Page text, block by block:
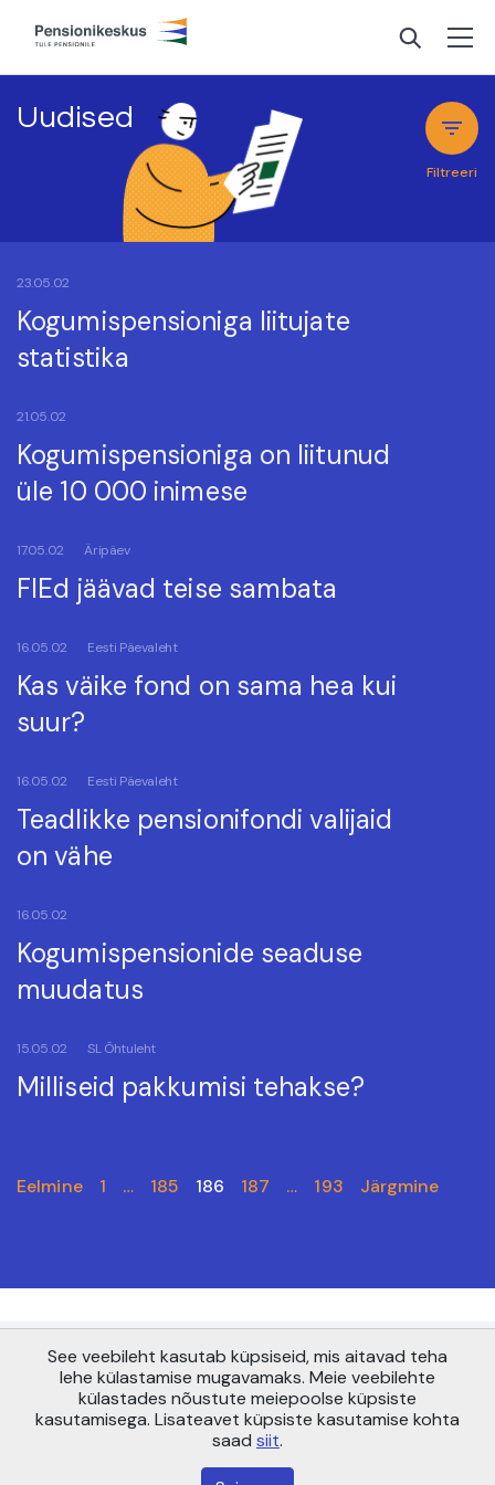
Uudised
Filtreeri
23.05.02
Kogumispensioniga liitujate
statistika
21.05.02
Kogumispensioniga on liitunud
üle 10 000 inimese
17.05.02 Äripäev
FIEd jäävad teise sambata
16.05.02 Eesti Päevaleht
Kas väike fond on sama hea kui
suur?
16.05.02 Eesti Päevaleht
Teadlikke pensionifondi valijaid
on vähe
16.05.02
Kogumispensionide seaduse
muudatus
15.05.02 SL Õhtuleht
Milliseid pakkumisi tehakse?
Eelmine 1 … 185 186 187 … 193 Järgmine
Copyright © AS Pensionikeskus 2021
Maakri 19, Tallinn 10145
info@pensionikeskus.ee
Sisukaart
See veebileht kasutab küpsiseid, mis aitavad teha
lehe külastamise mugavamaks. Meie veebilehte
külastades nõustute meiepoolse küpsiste
kasutamisega. Lisateavet küpsiste kasutamise kohta
saad siit.